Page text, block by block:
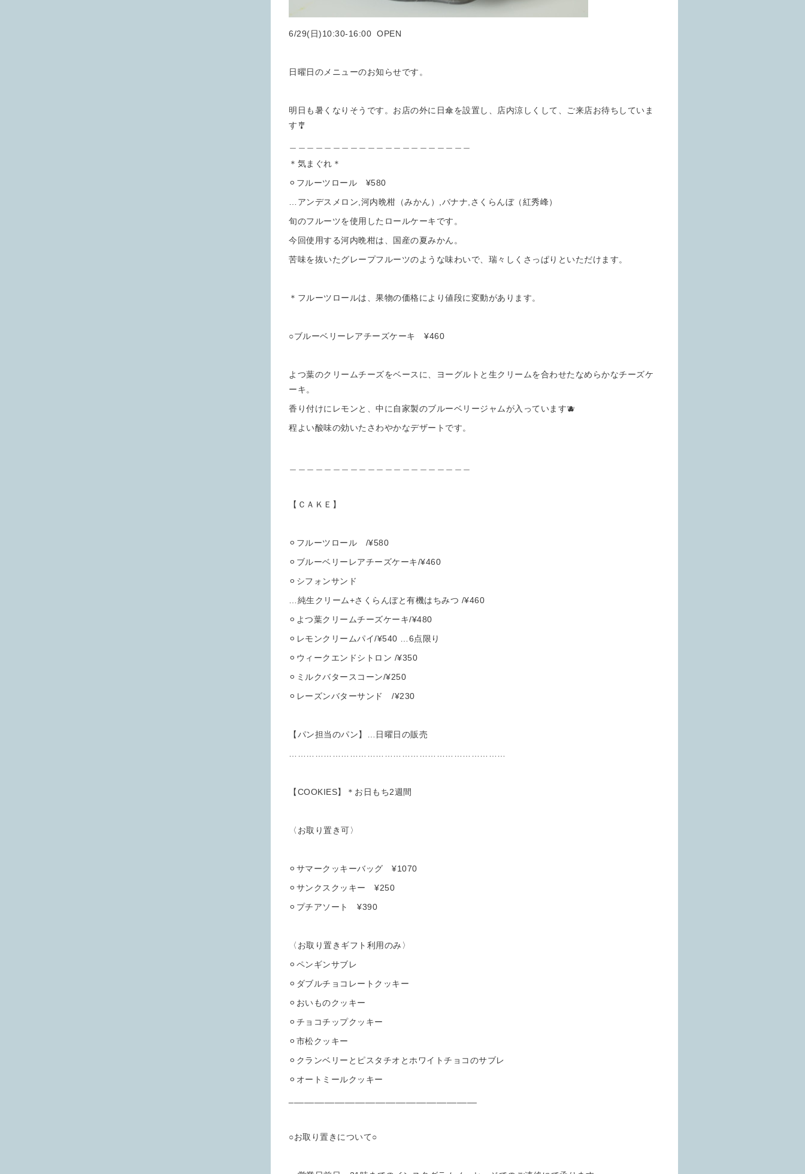
6/29(日)10:30-16:00 OPEN
日曜日のメニューのお知らせです。
明日も暑くなりそうです。お店の外に日傘を設置し、店内涼しくして、ご来店お待ちしていま
す🎐
＊気まぐれ＊
⚪︎フルーツロール ¥580
…アンデスメロン,河内晩柑（みかん）,バナナ,さくらんぼ（紅秀峰）
旬のフルーツを使用したロールケーキです。
今回使用する河内晩柑は、国産の夏みかん。
苦味を抜いたグレープフルーツのような味わいで、瑞々しくさっぱりといただけます。
＊フルーツロールは、果物の価格により値段に変動があります。
○ブルーベリーレアチーズケーキ ¥460
よつ葉のクリームチーズをベースに、ヨーグルトと生クリームを合わせたなめらかなチーズケ
ーキ。
香り付けにレモンと、中に自家製のブルーベリージャムが入っています🫐
程よい酸味の効いたさわやかなデザートです。
【ＣＡＫＥ】
⚪︎フルーツロール /¥580
⚪︎ブルーベリーレアチーズケーキ/¥460
⚪︎シフォンサンド
…純生クリーム+さくらんぼと有機はちみつ /¥460
⚪︎よつ葉クリームチーズケーキ/¥480
⚪︎レモンクリームパイ/¥540 …6点限り
⚪︎ウィークエンドシトロン /¥350
⚪︎ミルクバタースコーン/¥250
⚪︎レーズンバターサンド /¥230
【パン担当のパン】…日曜日の販売
【COOKIES】＊お日もち2週間
〈お取り置き可〉
⚪︎サマークッキーバッグ ¥1070
⚪︎サンクスクッキー ¥250
⚪︎プチアソート ¥390
〈お取り置きギフト利用のみ〉
⚪︎ペンギンサブレ
⚪︎ダブルチョコレートクッキー
⚪︎おいものクッキー
⚪︎チョコチップクッキー
⚪︎市松クッキー
⚪︎クランベリーとピスタチオとホワイトチョコのサブレ
⚪︎オートミールクッキー
○お取り置きについて○